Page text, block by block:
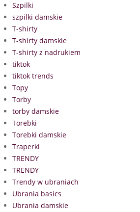
Szpilki
szpilki damskie
T-shirty
T-shirty damskie
T-shirty z nadrukiem
tiktok
tiktok trends
Topy
Torby
torby damskie
Torebki
Torebki damskie
Traperki
TRENDY
TRENDY
Trendy w ubraniach
Ubrania basics
Ubrania damskie